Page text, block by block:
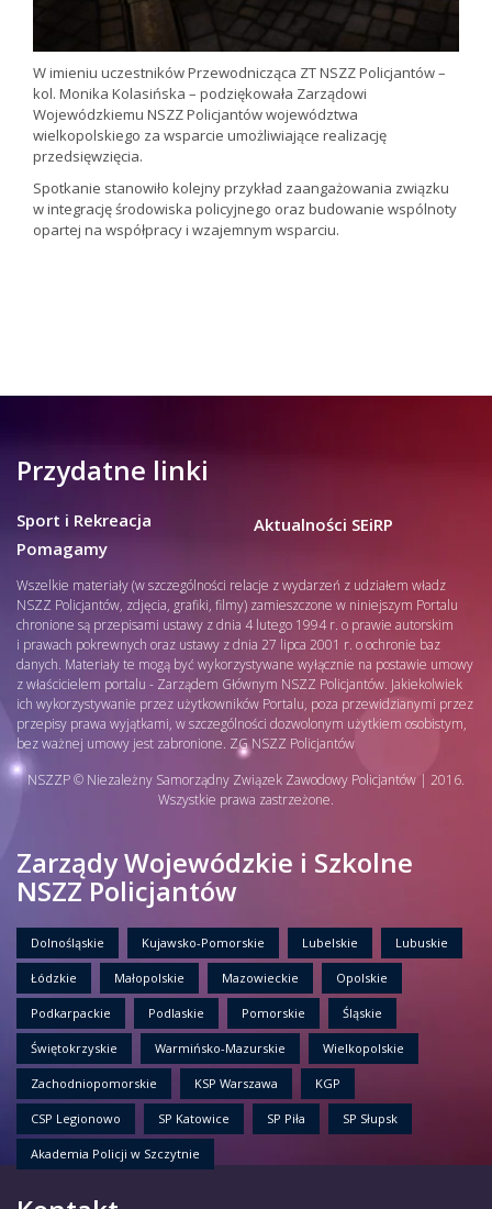
W imieniu uczestników Przewodnicząca ZT NSZZ Policjantów –
kol. Monika Kolasińska – podziękowała Zarządowi
Wojewódzkiemu NSZZ Policjantów województwa
wielkopolskiego za wsparcie umożliwiające realizację
przedsięwzięcia.
Spotkanie stanowiło kolejny przykład zaangażowania związku
w integrację środowiska policyjnego oraz budowanie wspólnoty
opartej na współpracy i wzajemnym wsparciu.
Przydatne linki
Sport i Rekreacja
Pomagamy
Aktualności SEiRP
Wszelkie materiały (w szczególności relacje z wydarzeń z udziałem władz
NSZZ Policjantów, zdjęcia, grafiki, filmy) zamieszczone w niniejszym Portalu
chronione są przepisami ustawy z dnia 4 lutego 1994 r. o prawie autorskim
i prawach pokrewnych oraz ustawy z dnia 27 lipca 2001 r. o ochronie baz
danych. Materiały te mogą być wykorzystywane wyłącznie na postawie umowy
z właścicielem portalu - Zarządem Głównym NSZZ Policjantów. Jakiekolwiek
ich wykorzystywanie przez użytkowników Portalu, poza przewidzianymi przez
przepisy prawa wyjątkami, w szczególności dozwolonym użytkiem osobistym,
bez ważnej umowy jest zabronione. ZG NSZZ Policjantów
NSZZP © Niezależny Samorządny Związek Zawodowy Policjantów | 2016.
Wszystkie prawa zastrzeżone.
Zarządy Wojewódzkie i Szkolne
NSZZ Policjantów
Dolnośląskie Kujawsko-Pomorskie Lubelskie Lubuskie
Łódzkie Małopolskie Mazowieckie Opolskie
Podkarpackie Podlaskie Pomorskie Śląskie
Świętokrzyskie Warmińsko-Mazurskie Wielkopolskie
Zachodniopomorskie KSP Warszawa KGP
CSP Legionowo SP Katowice SP Piła SP Słupsk
Akademia Policji w Szczytnie